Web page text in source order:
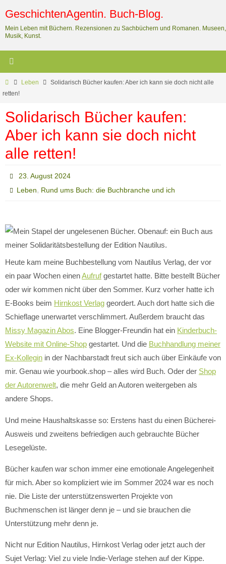
Inhalt
springen
GeschichtenAgentin. Buch-Blog.
Mein Leben mit Büchern. Rezensionen zu Sachbüchern und Romanen. Museen,
Musik, Kunst.
StartLeben
Solidarisch Bücher kaufen: Aber ich kann sie doch nicht alle
retten!
Solidarisch Bücher kaufen:
Aber ich kann sie doch nicht
alle retten!
23. August 2024
Leben, Rund ums Buch: die Buchbranche und ich
Heute kam meine Buchbestellung vom Nautilus Verlag, der vor
ein paar Wochen einenAufrufgestartet hatte. Bitte bestellt Bücher
oder wir kommen nicht über den Sommer. Kurz vorher hatte ich
E-Books beim Hirnkost Verlag geordert. Auch dort hatte sich die
Schieflage unerwartet verschlimmert. Außerdem braucht das
Missy Magazin Abos. Eine Blogger-Freundin hat ein Kinderbuch-
Website mit Online-Shop gestartet. Und die Buchhandlung meiner
Ex-Kollegin in der Nachbarstadt freut sich auch über Einkäufe von
mir. Genau wie yourbook.shop – alles wird Buch. Oder der Shop
der Autorenwelt, die mehr Geld an Autoren weitergeben als
andere Shops.
Und meine Haushaltskasse so: Erstens hast du einen Bücherei-
Ausweis und zweitens befriedigen auch gebrauchte Bücher
Lesegelüste.
Bücher kaufen war schon immer eine emotionale Angelegenheit
für mich. Aber so kompliziert wie im Sommer 2024 war es noch
nie. Die Liste der unterstützenswerten Projekte von
Buchmenschen ist länger denn je – und sie brauchen die
Unterstützung mehr denn je.
Nicht nur Edition Nautilus, Hirnkost Verlag oder jetzt auch der
Sujet Verlag: Viel zu viele Indie-Verlage stehen auf der Kippe.